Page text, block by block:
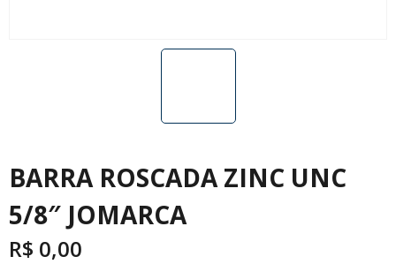
BARRA ROSCADA ZINC UNC
5/8″ JOMARCA
R$ 0,00